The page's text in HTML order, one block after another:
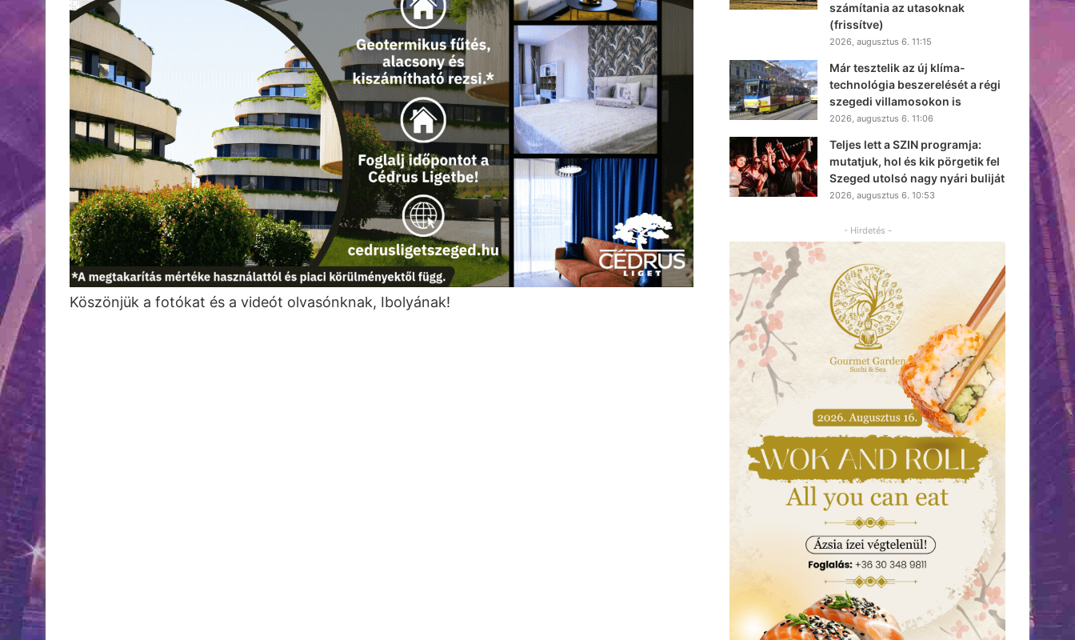
Köszönjük a fotókat és a videót olvasónknak, Ibolyának!
számítania az utasoknak
(frissítve)
2026, augusztus 6. 11:15
Már tesztelik az új klíma-
technológia beszerelését a régi
szegedi villamosokon is
2026, augusztus 6. 11:06
Teljes lett a SZIN programja:
mutatjuk, hol és kik pörgetik fel
Szeged utolsó nagy nyári buliját
2026, augusztus 6. 10:53
- Hirdetés -